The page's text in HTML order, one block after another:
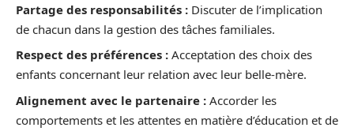
Partage des responsabilités : Discuter de l’implication
de chacun dans la gestion des tâches familiales.
Respect des préférences : Acceptation des choix des
enfants concernant leur relation avec leur belle-mère.
Alignement avec le partenaire : Accorder les
comportements et les attentes en matière d’éducation et de